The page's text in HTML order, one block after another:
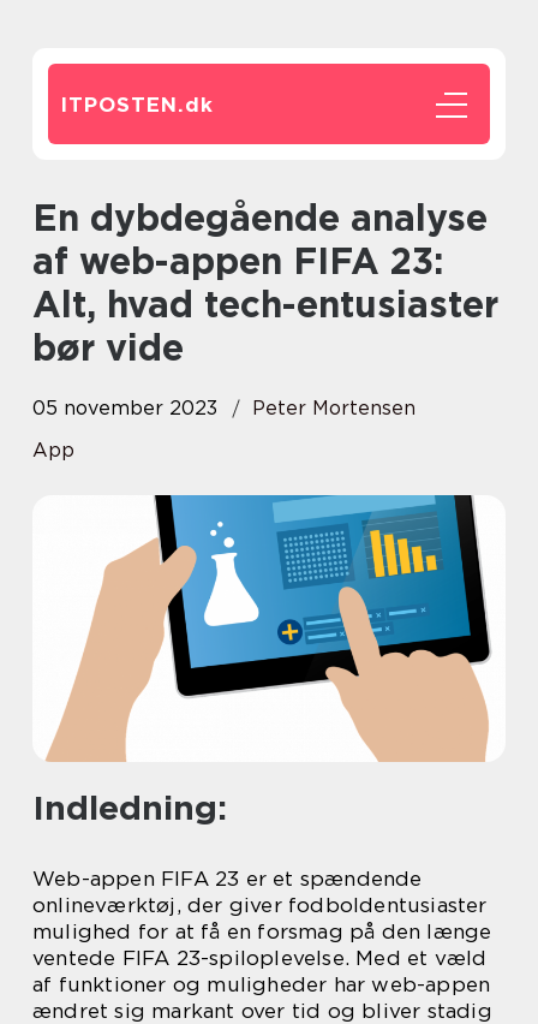
ITPOSTEN.dk
En dybdegående analyse
af web-appen FIFA 23:
Alt, hvad tech-entusiaster
bør vide
05 november 2023
Peter Mortensen
App
Indledning:
Web-appen FIFA 23 er et spændende
onlineværktøj, der giver fodboldentusiaster
mulighed for at få en forsmag på den længe
ventede FIFA 23-spiloplevelse. Med et væld
af funktioner og muligheder har web-appen
ændret sig markant over tid og bliver stadig